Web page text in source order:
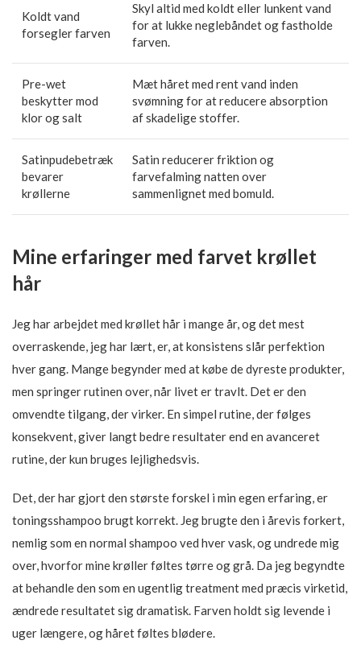
Koldt vand
forsegler farven
Skyl altid med koldt eller lunkent vand
for at lukke neglebåndet og fastholde
farven.
Pre-wet
beskytter mod
klor og salt
Mæt håret med rent vand inden
svømning for at reducere absorption
af skadelige stoffer.
Satinpudebetræk
bevarer
krøllerne
Satin reducerer friktion og
farvefalming natten over
sammenlignet med bomuld.
Mine erfaringer med farvet krøllet
hår
Jeg har arbejdet med krøllet hår i mange år, og det mest
overraskende, jeg har lært, er, at konsistens slår perfektion
hver gang. Mange begynder med at købe de dyreste produkter,
men springer rutinen over, når livet er travlt. Det er den
omvendte tilgang, der virker. En simpel rutine, der følges
konsekvent, giver langt bedre resultater end en avanceret
rutine, der kun bruges lejlighedsvis.
Det, der har gjort den største forskel i min egen erfaring, er
toningsshampoo brugt korrekt. Jeg brugte den i årevis forkert,
nemlig som en normal shampoo ved hver vask, og undrede mig
over, hvorfor mine krøller føltes tørre og grå. Da jeg begyndte
at behandle den som en ugentlig treatment med præcis virketid,
ændrede resultatet sig dramatisk. Farven holdt sig levende i
uger længere, og håret føltes blødere.